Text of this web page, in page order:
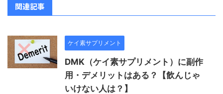
関連記事
ケイ素サプリメント
DMK（ケイ素サプリメント）に副作
用・デメリットはある？【飲んじゃ
いけない人は？】